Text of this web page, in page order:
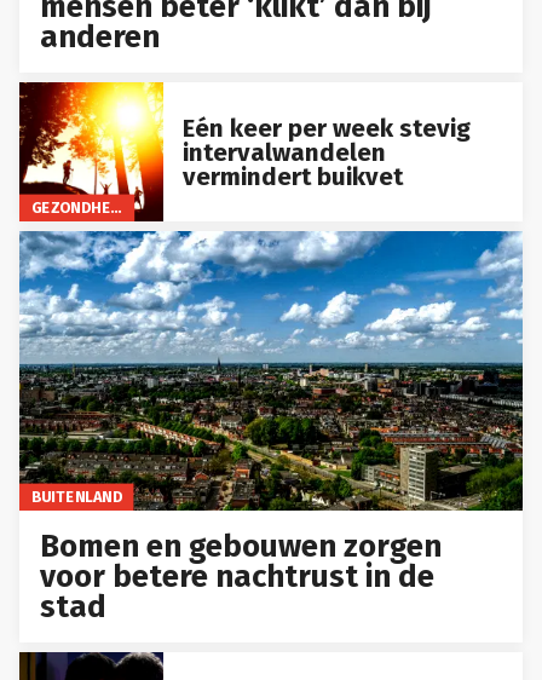
anderen
GEZONDHEID
Eén keer per week stevig
intervalwandelen
vermindert buikvet
BUITENLAND
Bomen en gebouwen zorgen
voor betere nachtrust in de
stad